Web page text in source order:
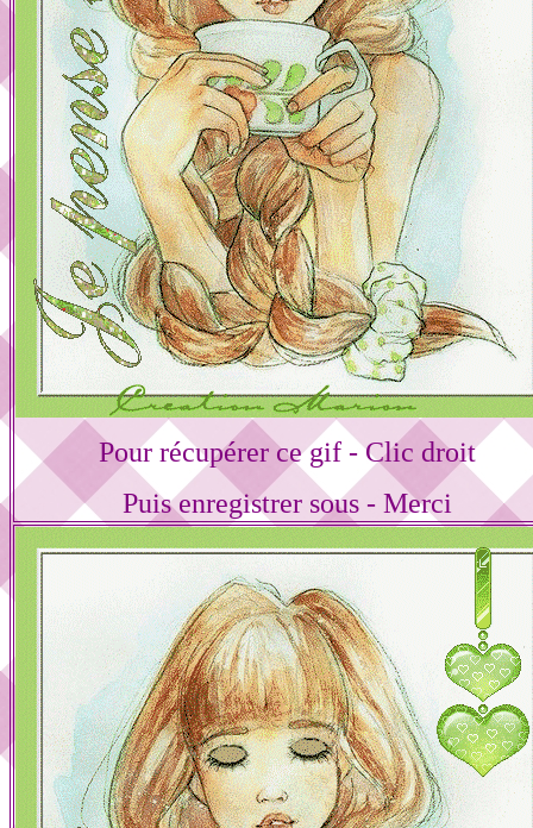
Pour récupérer ce gif - Clic droit
Puis enregistrer sous - Merci